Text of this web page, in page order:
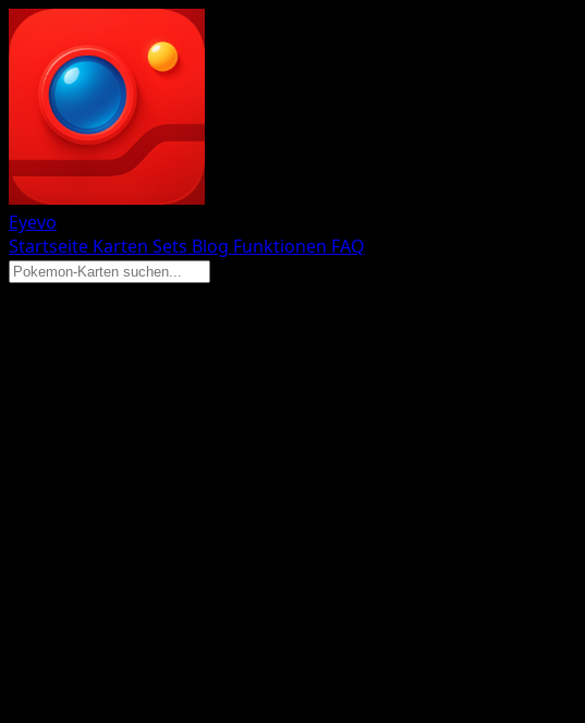
Eyevo
Startseite Karten Sets Blog Funktionen FAQ